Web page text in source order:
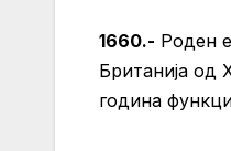
1660.- Роден
Британија од
година